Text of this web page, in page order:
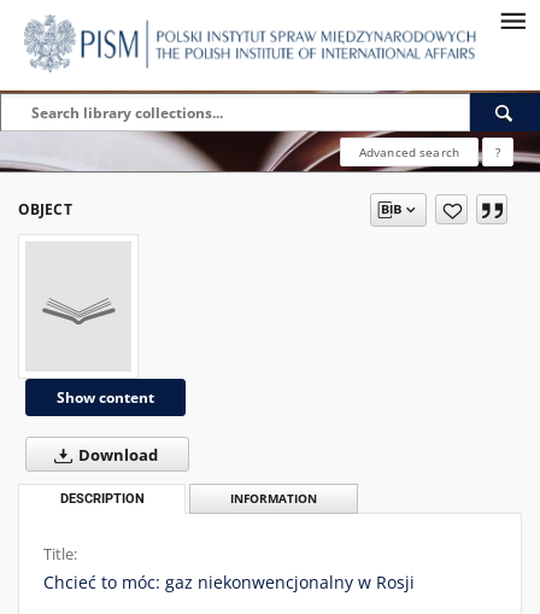
Advanced search ?
OBJECT
Show content
Download
DESCRIPTION INFORMATION
Title:
Chcieć to móc: gaz niekonwencjonalny w Rosji